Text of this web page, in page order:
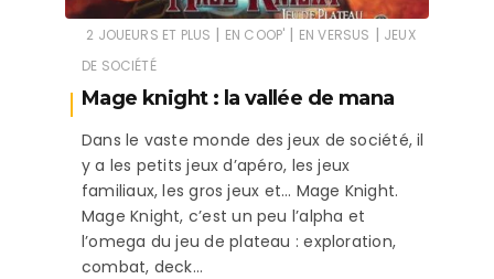
2 JOUEURS ET PLUS | EN COOP' | EN VERSUS | JEUX
DE SOCIÉTÉ
Mage knight : la vallée de mana
Dans le vaste monde des jeux de société, il
y a les petits jeux d’apéro, les jeux
familiaux, les gros jeux et… Mage Knight.
Mage Knight, c’est un peu l’alpha et
l’omega du jeu de plateau : exploration,
combat, deck…